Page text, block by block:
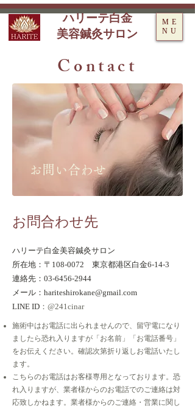
ハリーテ白金
美容鍼灸サロン
ME
NU
Contact
お問い合わせ
お問合わせ先
ハリーテ白金美容鍼灸サロン
所在地：〒108-0072 東京都港区白金6-14-3
連絡先：03-6456-2944
メール： hariteshirokane@gmail.com
LINE ID ：@241cinar
施術中はお電話に出られませんので、留守電になり
ましたら恐れ入りますが「お名前」「お電話番号」
をお伝えください。確認次第折り返しお電話いたし
ます。
こちらのお電話はお客様専用となっております。恐
れ入りますが、業者様からのお電話でのご連絡は対
応致しかねます。業者様からのご連絡・営業に関し